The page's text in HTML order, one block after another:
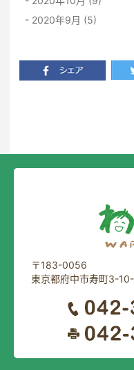
2020年9月 (5)
〒183-0056
東京都府中市寿町3-